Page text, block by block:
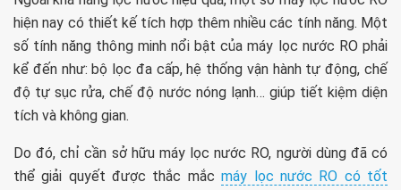
hiện nay có thiết kế tích hợp thêm nhiều các tính năng. Một
số tính năng thông minh nổi bật của máy lọc nước RO phải
kể đến như: bộ lọc đa cấp, hệ thống vận hành tự động, chế
độ tự sục rửa, chế độ nước nóng lạnh… giúp tiết kiệm diện
tích và không gian.
Do đó, chỉ cần sở hữu máy lọc nước RO, người dùng đã có
thể giải quyết được thắc mắcmáy lọc nước RO có tốt